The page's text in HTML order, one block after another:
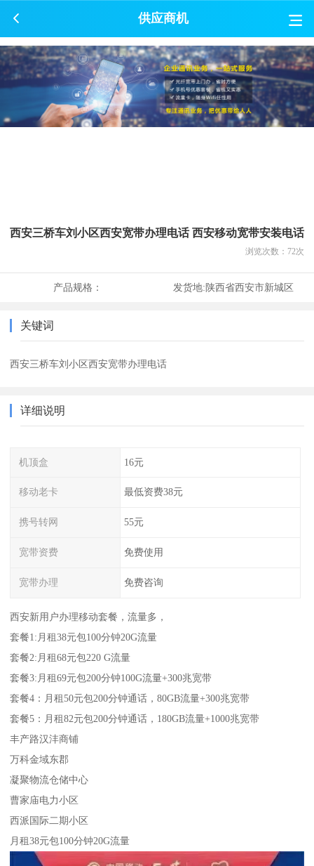
供应商机
西安三桥车刘小区西安宽带办理电话 西安移动宽带安装电话
浏览次数： 72次
产品规格： 发货地:陕西省西安市新城区
关键词
西安三桥车刘小区西安宽带办理电话
详细说明
机顶盒 16元
移动老卡 最低资费38元
携号转网 55元
宽带资费 免费使用
宽带办理 免费咨询
西安新用户办理移动套餐，流量多，
套餐1:月租38元包100分钟20G流量
套餐2:月租68元包220 G流量
套餐3:月租69元包200分钟100G流量+300兆宽带
套餐4：月租50元包200分钟通话，80GB流量+300兆宽带
套餐5：月租82元包200分钟通话，180GB流量+1000兆宽带
丰产路汉沣商铺
万科金域东郡
凝聚物流仓储中心
曹家庙电力小区
西派国际二期小区
月租38元包100分钟20G流量